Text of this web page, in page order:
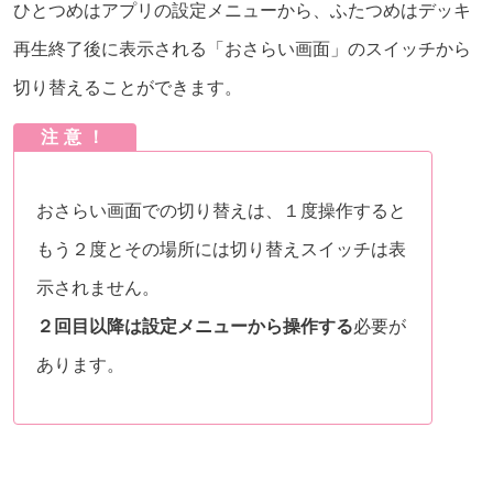
ひとつめはアプリの設定メニューから、ふたつめはデッキ
再生終了後に表示される「おさらい画面」のスイッチから
切り替えることができます。
注意！
おさらい画面での切り替えは、１度操作すると
もう２度とその場所には切り替えスイッチは表
示されません。
２回目以降は設定メニューから操作する必要が
あります。